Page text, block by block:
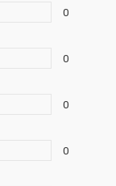
0
0
0
0